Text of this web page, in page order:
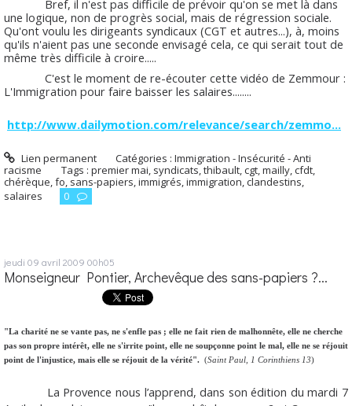
Bref, il n'est pas difficile de prévoir qu'on se met là dans
une logique, non de progrès social, mais de régression sociale.
Qu'ont voulu les dirigeants syndicaux (CGT et autres...), à, moins
qu'ils n'aient pas une seconde envisagé cela, ce qui serait tout de
même très difficile à croire.....
C'est le moment de re-écouter cette vidéo de Zemmour :
L'Immigration pour faire baisser les salaires........
http://www.dailymotion.com/relevance/search/zemmo...
Lien permanent Catégories :Immigration - Insécurité - Anti
racisme
Tags : premier mai, syndicats,thibault,cgt,mailly,cfdt,
chérèque,fo, sans-papiers,immigrés,immigration,clandestins,
salaires
0
jeudi 09 avril 2009 00h05
Monseigneur Pontier, Archevêque des sans-papiers ?...
"La charité ne se vante pas, ne s'enfle pas ; elle ne fait rien de malhonnête, elle ne cherche
pas son propre intérêt, elle ne s'irrite point, elle ne soupçonne point le mal, elle ne se réjouit
point de l'injustice, mais elle se réjouit de la vérité". (Saint Paul, 1 Corinthiens 13)
La Provence nous l’apprend, dans son édition du mardi 7